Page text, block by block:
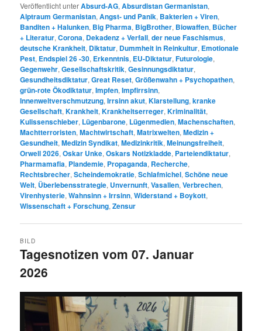
Veröffentlicht unterAbsurd-AG,Absurdistan Germanistan,
Alptraum Germanistan,Angst- und Panik, Bakterien + Viren,
Banditen + Halunken, Big Pharma, BigBrother, Biowaffen, Bücher
+ Literatur,Corona, Dekadenz + Verfall,der neue Faschismus,
deutsche Krankheit, Diktatur, Dummheit in Reinkultur, Emotionale
Pest, Endspiel 26 -30, Erkenntnis, EU-Diktatur,Futurologie,
Gegenwehr,Gesellschaftskritik,Gesinnungsdiktatur,
Gesundheitsdiktatur,Great Reset,Größenwahn + Psychopathen,
grün-rote Ökodiktatur,Impfen,Impfirrsinn,
Innenweltverschmutzung,Irrsinn akut,Klarstellung,kranke
Gesellschaft,Krankheit,Krankheitserreger,Kriminalität,
Kulissenschieber, Lügenbarone, Lügenmedien,Machenschaften,
Machtterroristen,Machtwirtschaft,Matrixwelten,Medizin +
Gesundheit,Medizin Syndikat,Medizinkritik,Meinungsfreiheit,
Orwell 2026,Oskar Unke,Oskars Notizkladde, Parteiendiktatur,
Pharmamafia, Plandemie, Propaganda, Recherche,
Rechtsbrecher,Scheindemokratie,Schlafmichel,Schöne neue
Welt, Überlebensstrategie, Unvernunft,Vasallen,Verbrechen,
Virenhysterie,Wahnsinn + Irrsinn,Widerstand + Boykott,
Wissenschaft + Forschung,Zensur
Tagesnotizen vom 07. Januar
2026
BILD